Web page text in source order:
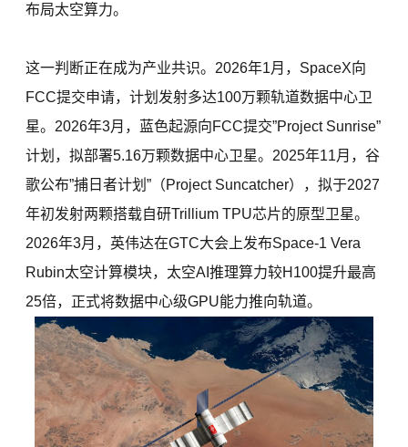
布局太空算力。
这一判断正在成为产业共识。2026年1月，SpaceX向
FCC提交申请，计划发射多达100万颗轨道数据中心卫
星。2026年3月，蓝色起源向FCC提交”Project Sunrise”
计划，拟部署5.16万颗数据中心卫星。2025年11月，谷
歌公布”捕日者计划”（Project Suncatcher），拟于2027
年初发射两颗搭载自研Trillium TPU芯片的原型卫星。
2026年3月，英伟达在GTC大会上发布Space-1 Vera
Rubin太空计算模块，太空AI推理算力较H100提升最高
25倍，正式将数据中心级GPU能力推向轨道。